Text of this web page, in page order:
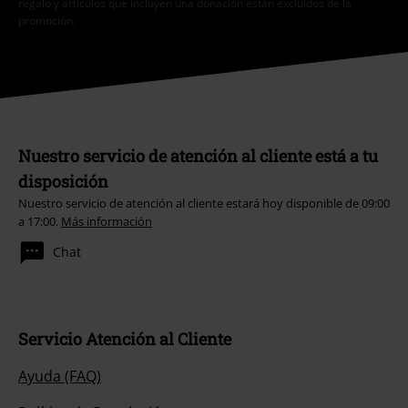
regalo y artículos que incluyen una donación están excluidos de la
promoción.
Nuestro servicio de atención al cliente está a tu
disposición
Nuestro servicio de atención al cliente estará hoy disponible de 09:00
a 17:00. Más información
Chat
Servicio Atención al Cliente
Ayuda (FAQ)